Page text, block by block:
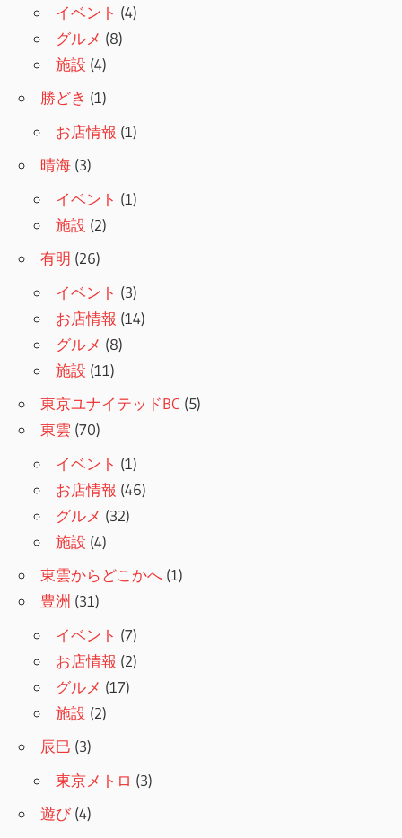
ョ
ン
イベント (4)
グルメ (8)
施設 (4)
勝どき (1)
お店情報 (1)
晴海 (3)
イベント (1)
施設 (2)
有明 (26)
イベント (3)
お店情報 (14)
グルメ (8)
施設 (11)
東京ユナイテッドBC (5)
東雲 (70)
イベント (1)
お店情報 (46)
グルメ (32)
施設 (4)
東雲からどこかへ (1)
豊洲 (31)
イベント (7)
お店情報 (2)
グルメ (17)
施設 (2)
辰巳 (3)
東京メトロ (3)
遊び (4)